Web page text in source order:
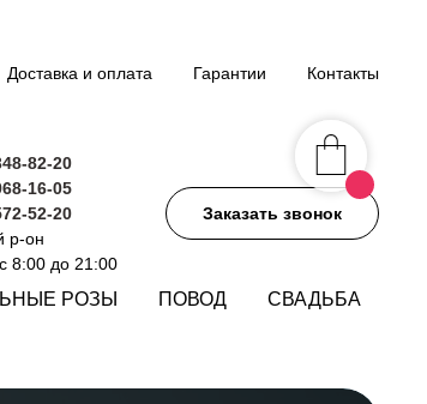
Доставка и оплата Гарантии Контакты
82-20
16-05
52-20
р-он
8:00 до 21:00
Заказать звонок
РОЗЫ ПОВОД
СВАДЬБА